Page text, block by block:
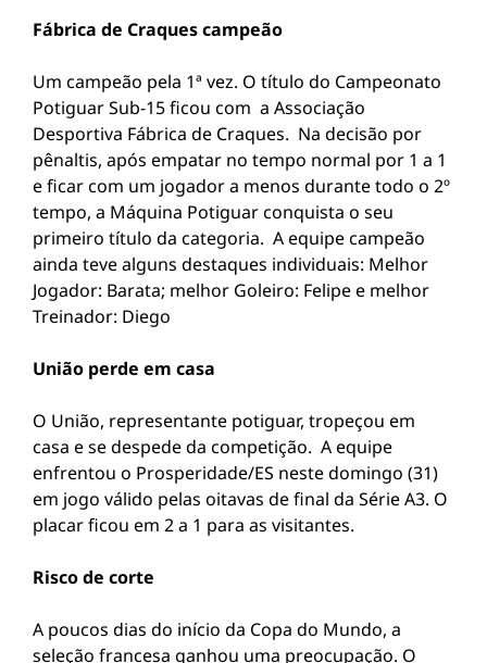
Fábrica de Craques campeão
Um campeão pela 1ª vez. O título do Campeonato
Potiguar Sub-15 ficou com a Associação
Desportiva Fábrica de Craques. Na decisão por
pênaltis, após empatar no tempo normal por 1 a 1
e ficar com um jogador a menos durante todo o 2º
tempo, a Máquina Potiguar conquista o seu
primeiro título da categoria. A equipe campeão
ainda teve alguns destaques individuais: Melhor
Jogador: Barata; melhor Goleiro: Felipe e melhor
Treinador: Diego
União perde em casa
O União, representante potiguar, tropeçou em
casa e se despede da competição. A equipe
enfrentou o Prosperidade/ES neste domingo (31)
em jogo válido pelas oitavas de final da Série A3. O
placar ficou em 2 a 1 para as visitantes.
Risco de corte
A poucos dias do início da Copa do Mundo, a
seleção francesa ganhou uma preocupação. O